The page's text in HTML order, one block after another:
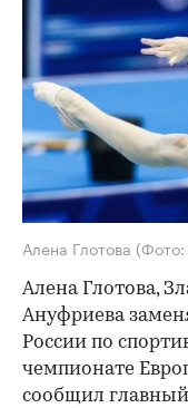
Алена Глотова
Алена Глотова,
Ануфриева
России по
чемпионате
сообщил